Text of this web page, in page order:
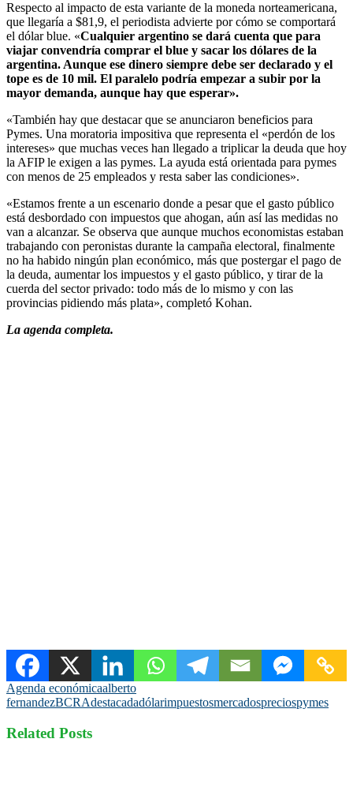
Respecto al impacto de esta variante de la moneda norteamericana,
que llegaría a $81,9, el periodista advierte por cómo se comportará
el dólar blue. «Cualquier argentino se dará cuenta que para
viajar convendría comprar el blue y sacar los dólares de la
argentina. Aunque ese dinero siempre debe ser declarado y el
tope es de 10 mil. El paralelo podría empezar a subir por la
mayor demanda, aunque hay que esperar».
«También hay que destacar que se anunciaron beneficios para
Pymes. Una moratoria impositiva que representa el «perdón de los
intereses» que muchas veces han llegado a triplicar la deuda que hoy
la AFIP le exigen a las pymes. La ayuda está orientada para pymes
con menos de 25 empleados y resta saber las condiciones».
«Estamos frente a un escenario donde a pesar que el gasto público
está desbordado con impuestos que ahogan, aún así las medidas no
van a alcanzar. Se observa que aunque muchos economistas estaban
trabajando con peronistas durante la campaña electoral, finalmente
no ha habido ningún plan económico, más que postergar el pago de
la deuda, aumentar los impuestos y el gasto público, y tirar de la
cuerda del sector privado: todo más de lo mismo y con las
provincias pidiendo más plata», completó Kohan.
La agenda completa.
Agenda económicaalberto
fernandezBCRAdestacadadólarimpuestosmercadospreciospymes
Related Posts